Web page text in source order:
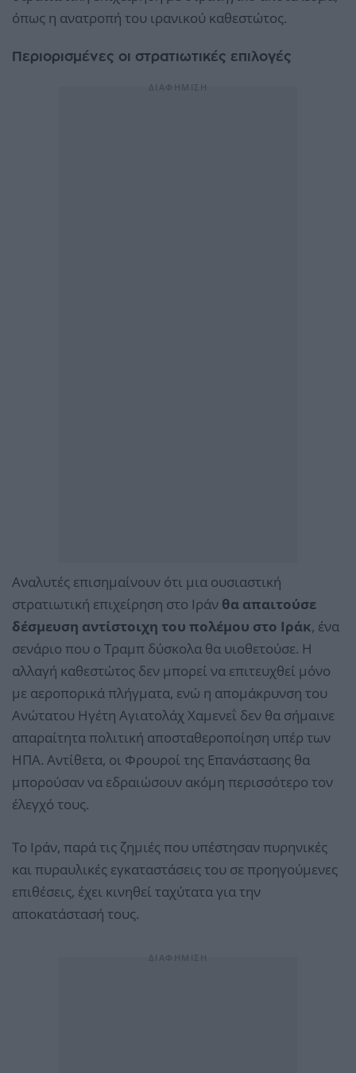
όπως η ανατροπή του ιρανικού καθεστώτος.
Περιορισμένες οι στρατιωτικές επιλογές
Αναλυτές επισημαίνουν ότι μια ουσιαστική
στρατιωτική επιχείρηση στο Ιράν θα απαιτούσε
δέσμευση αντίστοιχη του πολέμου στο Ιράκ, ένα
σενάριο που ο Τραμπ δύσκολα θα υιοθετούσε. Η
αλλαγή καθεστώτος δεν μπορεί να επιτευχθεί μόνο
με αεροπορικά πλήγματα, ενώ η απομάκρυνση του
Ανώτατου Ηγέτη Αγιατολάχ Χαμενεΐ δεν θα σήμαινε
απαραίτητα πολιτική αποσταθεροποίηση υπέρ των
ΗΠΑ. Αντίθετα, οι Φρουροί της Επανάστασης θα
μπορούσαν να εδραιώσουν ακόμη περισσότερο τον
έλεγχό τους.
Το Ιράν, παρά τις ζημιές που υπέστησαν πυρηνικές
και πυραυλικές εγκαταστάσεις του σε προηγούμενες
επιθέσεις, έχει κινηθεί ταχύτατα για την
αποκατάστασή τους.